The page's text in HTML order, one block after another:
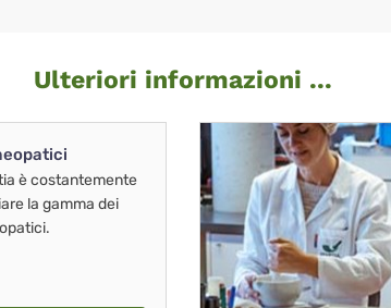
Ulteriori informazioni ...
è costantemente
la gamma dei